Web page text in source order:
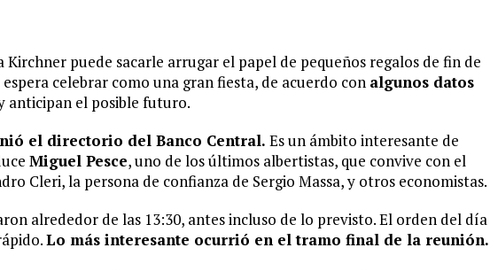
puede sacarle arrugar el papel de pequeños regalos de fin de
celebrar como una gran fiesta, de acuerdo con algunos datos
anticipan el posible futuro.
el directorio del Banco Central. Es un ámbito interesante de
Miguel Pesce, uno de los últimos albertistas, que convive con el
Cleri, la persona de confianza de Sergio Massa, y otros economistas.
alrededor de las 13:30, antes incluso de lo previsto. El orden del día
Lo más interesante ocurrió en el tramo final de la reunión.